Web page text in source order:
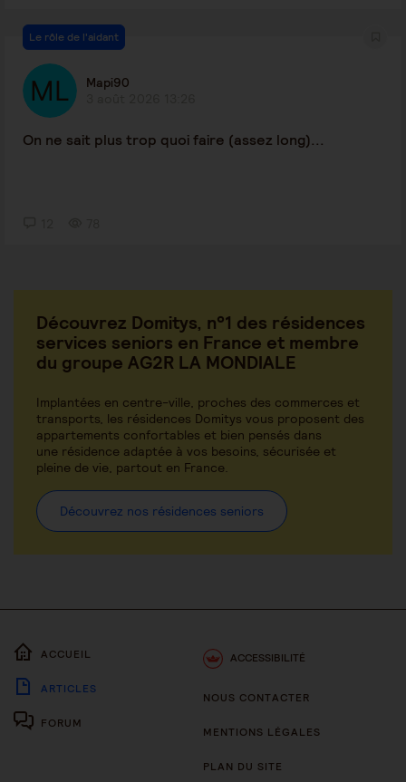
Le rôle de l'aidant
Mapi90
On ne sait plus trop quoi faire (assez long)...
Découvrez Domitys, n°1 des résidences
services seniors en France et membre
du groupe AG2R LA MONDIALE
Implantées en centre-ville, proches des commerces et
transports, les résidences Domitys vous proposent des
appartements confortables et bien pensés dans
une résidence adaptée à vos besoins, sécurisée et
pleine de vie, partout en France.
Découvrez nos résidences seniors
ACCUEIL
ARTICLES
FORUM
ACCESSIBILITÉ
NOUS CONTACTER
MENTIONS LÉGALES
PLAN DU SITE